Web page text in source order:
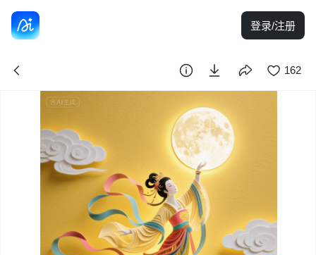
登录/注册
162